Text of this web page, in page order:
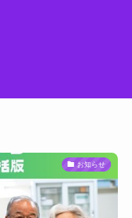
お知らせ